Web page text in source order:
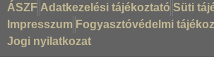
ÁSZF Adatkezelési tájékoztató Süti
Impresszum Fogyasztóvédelmi
Jogi nyilatkozat